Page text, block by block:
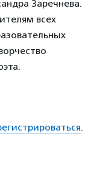
Заречнева.
всех
.